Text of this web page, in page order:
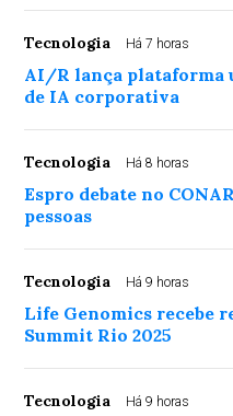
Tecnologia Há 7 horas
AI/R lança plataforma
de IA corporativa
Tecnologia Há 8 horas
Espro debate no
pessoas
Tecnologia Há 9 horas
Life Genomics recebe
Summit Rio 2025
Tecnologia Há 9 horas